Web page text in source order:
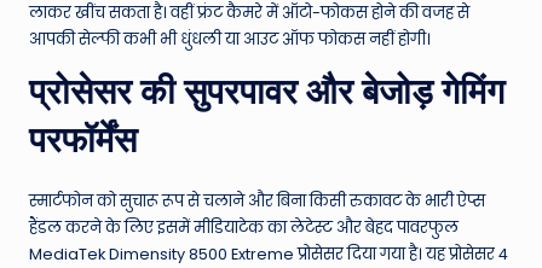
लाकर खींच सकता है। वहीं फ्रंट कैमरे में ऑटो-फोकस होने की वजह से
आपकी सेल्फी कभी भी धुंधली या आउट ऑफ फोकस नहीं होगी।
प्रोसेसर की सुपरपावर और बेजोड़ गेमिंग
परफॉर्मेंस
स्मार्टफोन को सुचारू रूप से चलाने और बिना किसी रुकावट के भारी ऐप्स
हैंडल करने के लिए इसमें मीडियाटेक का लेटेस्ट और बेहद पावरफुल
MediaTek Dimensity 8500 Extreme प्रोसेसर दिया गया है। यह प्रोसेसर 4